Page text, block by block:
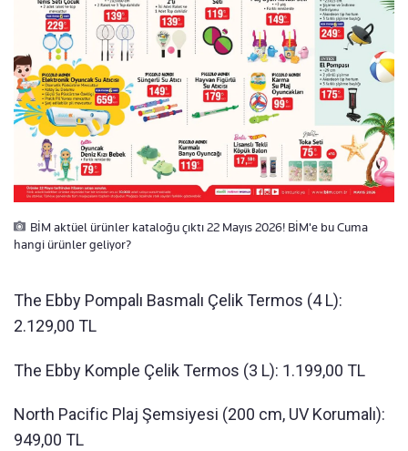
BİM aktüel ürünler kataloğu çıktı 22 Mayıs 2026! BİM'e bu Cuma
hangi ürünler geliyor?
The Ebby Pompalı Basmalı Çelik Termos (4 L):
2.129,00 TL
The Ebby Komple Çelik Termos (3 L): 1.199,00 TL
North Pacific Plaj Şemsiyesi (200 cm, UV Korumalı):
949,00 TL